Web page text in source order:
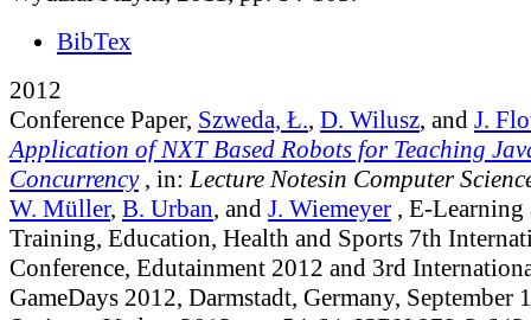
BibTex
2012
Conference Paper, Szweda, Ł., D. Wilusz, and J.
Application of NXT Based Robots for Teaching
Concurrency, in: Lecture Notesin Computer
W. Müller, B. Urban, and J. Wiemeyer , E-Learning
Training, Education, Health and Sports 7th
Conference, Edutainment 2012 and 3rd
GameDays 2012, Darmstadt, Germany, September